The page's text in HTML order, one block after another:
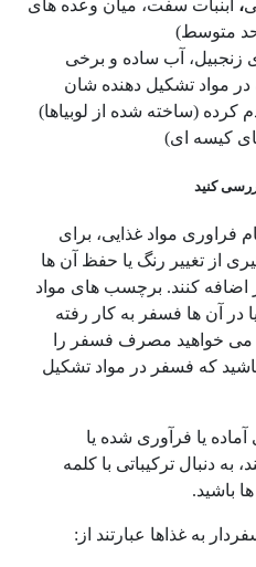
، آبنبات سفت، میان وعده های
حد متوسط)
زنجبیل، آب ساده و برخی
مواد تشکیل دهنده شان
کرده (ساخته شده از لوبیاها)
کیسه ای)
کنید
فراوری مواد غذایی، برای
از تغییر رنگ یا حفظ آن ها
اضافه کنند. برچسب های مواد
در آن ها فسفر به کار رفته
می خواهید مصرف فسفر را
باشید که فسفر در مواد تشکیل
یا فرآوری شده یا
دنبال ترکیباتی با کلمه
باشید.
به غذاها عبارتند از: